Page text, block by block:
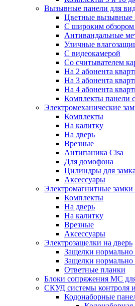
Вызывные панели для
Цветные вызывные
С широким
Антивандальные
Уличные
С видеокамерой
Со считывателем
На 2 абонента
На 3 абонента
На 4 абонента
Комплекты панели
Электромеханические
Комплекты
На калитку
На дверь
Врезные
Антипаника Cisa
Для домофона
Цилиндры для
Аксессуары
Электромагнитные замки
Комплекты
На дверь
На калитку
Врезные
Аксессуары
Электрозащелки на дверь
Защелки
Защелки нормально
Ответные планки
Блоки сопряжения МС
СКУД системы контроля
Кодонаборные